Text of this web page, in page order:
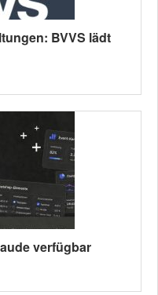
BVVS lädt
verfügbar